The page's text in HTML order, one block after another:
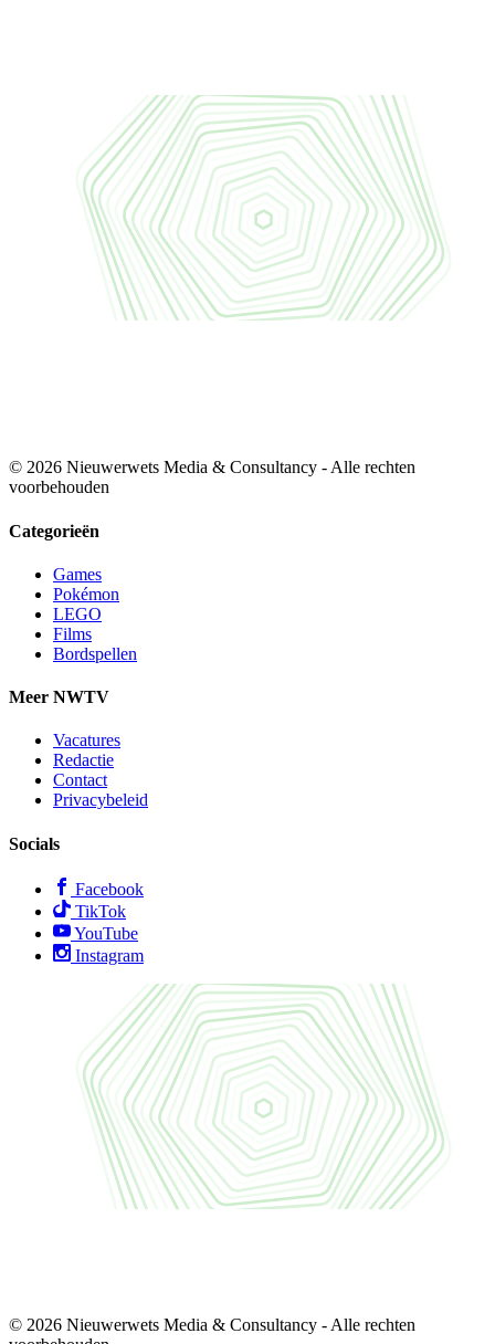
© 2026 Nieuwerwets Media & Consultancy - Alle rechten
voorbehouden
Categorieën
Games
Pokémon
LEGO
Films
Bordspellen
Meer NWTV
Vacatures
Redactie
Contact
Privacybeleid
Socials
Facebook
TikTok
YouTube
Instagram
© 2026 Nieuwerwets Media & Consultancy - Alle rechten